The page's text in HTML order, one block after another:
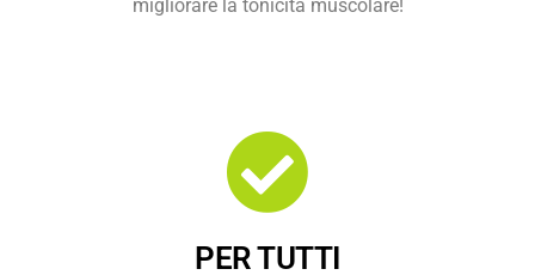
migliorare la tonicità muscolare!
PER TUTTI